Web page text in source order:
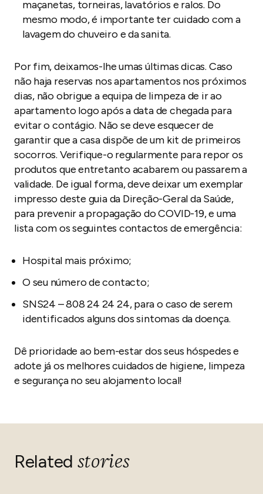
maçanetas, torneiras, lavatórios e ralos. Do
mesmo modo, é importante ter cuidado com a
lavagem do chuveiro e da sanita.
Por fim, deixamos-lhe umas últimas dicas. Caso
não haja reservas nos apartamentos nos próximos
dias, não obrigue a equipa de limpeza de ir ao
apartamento logo após a data de chegada para
evitar o contágio. Não se deve esquecer de
garantir que a casa dispõe de um kit de primeiros
socorros. Verifique-o regularmente para repor os
produtos que entretanto acabarem ou passarem a
validade. De igual forma, deve deixar um exemplar
impresso deste guia da Direção-Geral da Saúde,
para prevenir a propagação do COVID-19, e uma
lista com os seguintes contactos de emergência:
Hospital mais próximo;
O seu número de contacto;
SNS24 – 808 24 24 24, para o caso de serem
identificados alguns dos sintomas da doença.
Dê prioridade ao bem-estar dos seus hóspedes e
adote já os melhores cuidados de higiene, limpeza
e segurança no seu alojamento local!
Related stories